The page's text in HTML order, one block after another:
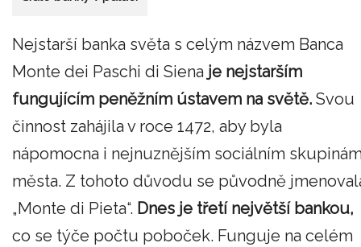
Nejstarší banka světa s celým názvem Banca
Monte dei Paschi di Siena je nejstarším
fungujícím peněžním ústavem na světě. Svou
činnost zahájila v roce 1472, aby byla
nápomocna i nejnuznějším sociálním
města. Z tohoto důvodu se původně
„Monte di Pieta“. Dnes je třetí největší bankou,
co se týče počtu poboček. Funguje na celém